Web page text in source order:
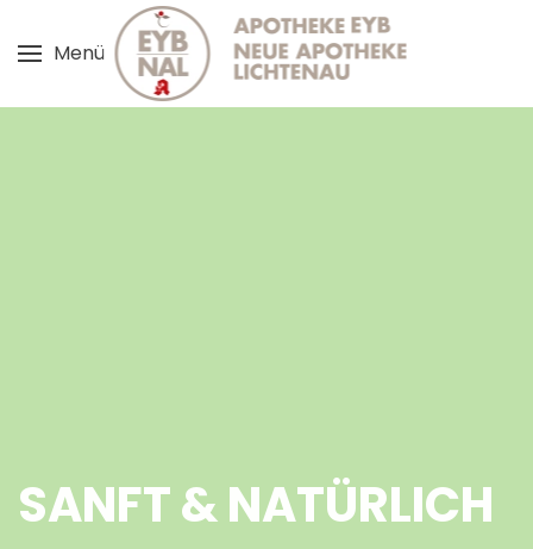
Zum Hauptinhalt springen
Menü
SANFT & NATÜRLICH